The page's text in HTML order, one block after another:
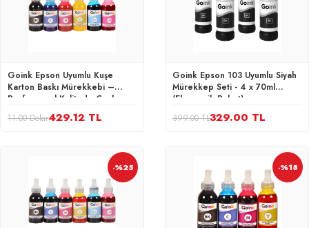
Goink Epson Uyumlu Kuşe
Karton Baskı Mürekkebi –
Profesyonel Kalitede Canlı
11.00 Dolar429.12 TL
Goink Epson 103 Uyumlu Siyah
Mürekkep Seti - 4 x 70ml
(Ekonomik Paket)
399.00 TL329.00 TL
-%25 -%18